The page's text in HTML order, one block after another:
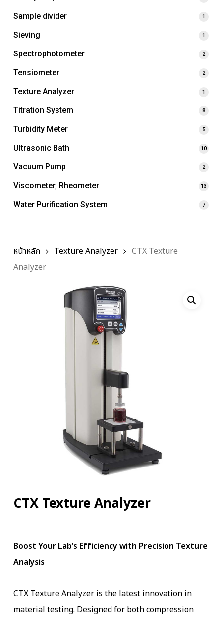
Sample divider 1
Sieving 1
Spectrophotometer 2
Tensiometer 2
Texture Analyzer 1
Titration System 8
Turbidity Meter 5
Ultrasonic Bath 10
Vacuum Pump 2
Viscometer, Rheometer 13
Water Purification System 7
หน้าหลัก Texture Analyzer
CTX Texture
Analyzer
CTX Texture Analyzer
Boost Your Lab’s Efficiency with Precision Texture
Analysis
CTX Texture Analyzer is the latestinnovation in
material testing. Designed for both compression